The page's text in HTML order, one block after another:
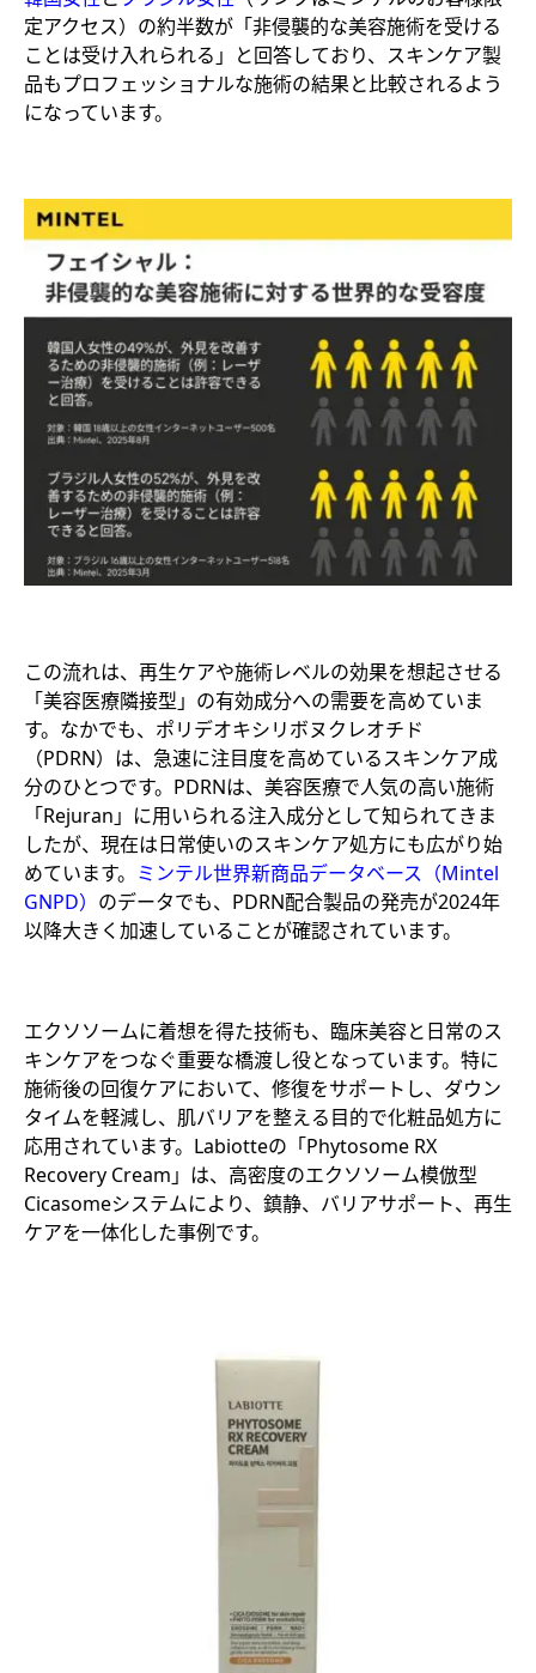
定アクセス）の約半数が「非侵襲的な美容施術を受ける
ことは受け入れられる」と回答しており、スキンケア製
品もプロフェッショナルな施術の結果と比較されるよう
になっています。
この流れは、再生ケアや施術レベルの効果を想起させる
「美容医療隣接型」の有効成分への需要を高めていま
す。なかでも、ポリデオキシリボヌクレオチド
（PDRN）は、急速に注目度を高めているスキンケア成
分のひとつです。PDRNは、美容医療で人気の高い施術
「Rejuran」に用いられる注入成分として知られてきま
したが、現在は日常使いのスキンケア処方にも広がり始
めています。 ミンテル世界新商品データベース（Mintel
GNPD） のデータでも、PDRN配合製品の発売が2024年
以降大きく加速していることが確認されています。
エクソソームに着想を得た技術も、臨床美容と日常のス
キンケアをつなぐ重要な橋渡し役となっています。特に
施術後の回復ケアにおいて、修復をサポートし、ダウン
タイムを軽減し、肌バリアを整える目的で化粧品処方に
応用されています。Labiotteの「Phytosome RX
Recovery Cream」は、高密度のエクソソーム模倣型
Cicasomeシステムにより、鎮静、バリアサポート、再生
ケアを一体化した事例です。